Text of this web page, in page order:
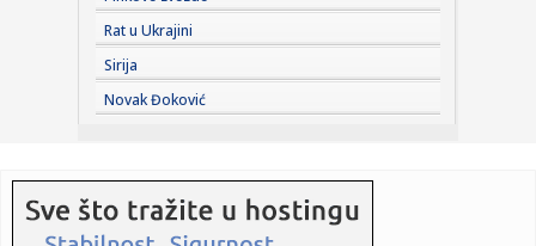
20:44:Iran postavio uslove SAD za ponovno otvaranje Ormuskog
moreuza
20:39:Cvijanović: Grad u znaku vjere, tradicije i zajedništva
20:31: Veliki posao Zvezde – stiže jedan od Realovih projekata
Rat u Ukrajini
Sirija
Novak Đoković